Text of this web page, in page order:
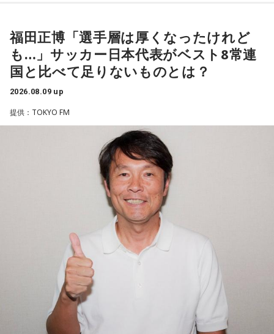
ることを明かした。また、歌手はレコーディングを終えた
後、自分自身が“演出家”となって楽曲を育てていく仕事でもあ
ると語り、長年培ってきた表現者としての思いを語った。
ューから間もなく所属レコード会社がなくなり、「どこへ行
けばいいの？」と途方に暮れたことや、芸名を何度も変えな
がら挑戦を続けてきた日々を振り返る。それでも諦めずに歌
い続けた経験が、45周年記念シングル「露天の花」に込めた
「どんな環境でも花は咲く」「その場所で咲く花がある」と
いうメッセージにつながっていると話した。人生は何度でも
立ち上がれるという応援歌は、自身の歩みそのものでもある
さらに、趣味についてもトークを展開。愛犬と過ごす時間を
増やすために驚くべきあるものを購入したと言う。さて何を
購入したのか…？ 詳しくはradikoタイムフリーで！
福田正博「選手層は厚くなったけれど
も…」サッカー日本代表がベスト8常連
国と比べて足りないものとは？
2026.08.09 up
提供：TOKYO FM